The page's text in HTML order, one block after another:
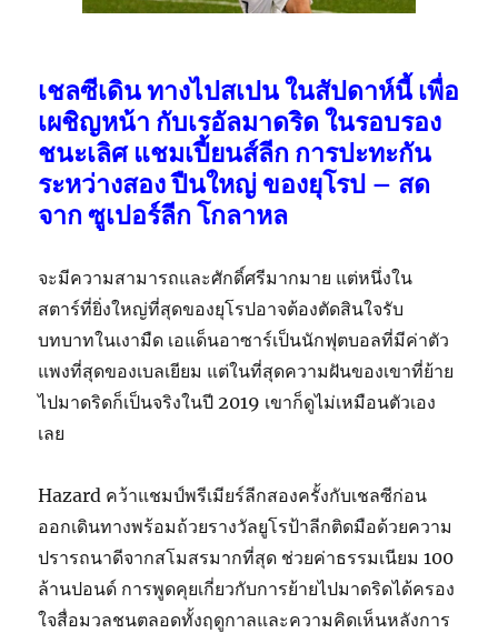
เชลซีเดิน ทางไปสเปน ในสัปดาห์นี้ เพื่อ
เผชิญหน้า กับเรอัลมาดริด ในรอบรอง
ชนะเลิศ แชมเปี้ยนส์ลีก การปะทะกัน
ระหว่างสอง ปืนใหญ่ ของยุโรป – สด
จาก ซูเปอร์ลีก โกลาหล
จะมีความสามารถและศักดิ์ศรีมากมาย แต่หนึ่งใน
สตาร์ที่ยิ่งใหญ่ที่สุดของยุโรปอาจต้องตัดสินใจรับ
บทบาทในเงามืด เอแด็นอาซาร์เป็นนักฟุตบอลที่มีค่าตัว
แพงที่สุดของเบลเยียม แต่ในที่สุดความฝันของเขาที่ย้าย
ไปมาดริดก็เป็นจริงในปี 2019 เขาก็ดูไม่เหมือนตัวเอง
เลย
Hazard คว้าแชมป์พรีเมียร์ลีกสองครั้งกับเชลซีก่อน
ออกเดินทางพร้อมถ้วยรางวัลยูโรป้าลีกติดมือด้วยความ
ปรารถนาดีจากสโมสรมากที่สุด ช่วยค่าธรรมเนียม 100
ล้านปอนด์ การพูดคุยเกี่ยวกับการย้ายไปมาดริดได้ครอง
ใจสื่อมวลชนตลอดทั้งฤดูกาลและความคิดเห็นหลังการ